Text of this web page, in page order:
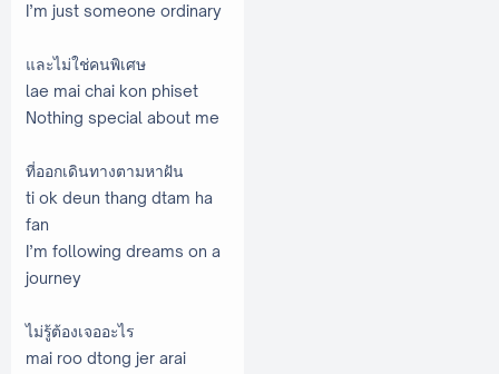
I’m just someone ordinary
และไม่ใช่คนพิเศษ
lae mai chai kon phiset
Nothing special about me
ที่ออกเดินทางตามหาฝัน
ti ok deun thang dtam ha
fan
I’m following dreams on a
journey
ไม่รู้ต้องเจออะไร
mai roo dtong jer arai